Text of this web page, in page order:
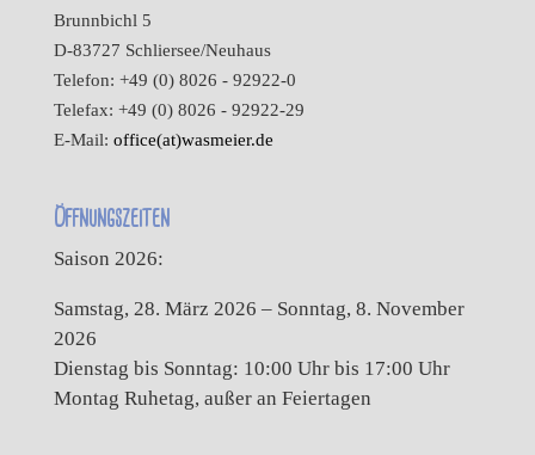
Brunnbichl 5
D-83727 Schliersee/Neuhaus
Telefon: +49 (0) 8026 - 92922-0
Telefax: +49 (0) 8026 - 92922-29
E-Mail: office(at)wasmeier.de
Öffnungszeiten
Saison 2026:
Samstag, 28. März 2026 – Sonntag, 8. November
2026
Dienstag bis Sonntag: 10:00 Uhr bis 17:00 Uhr
Montag Ruhetag, außer an Feiertagen